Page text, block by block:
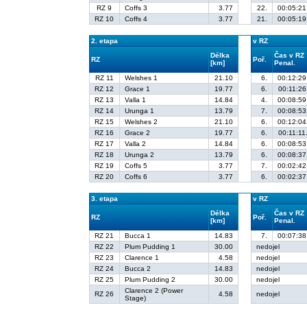
RZ 9
Coffs 3 3.77 22.
RZ 10
Coffs 4 3.77 21.
2. etapa v RZ
RZ
Délka
[km]
Poř.
Čas v RZ
Penal.
RZ 11
Welshes 1 21.10 6.
RZ 12
Grace 1 19.77 6.
RZ 13
Valla 1 14.84 4.
RZ 14
Urunga 1 13.79 7.
RZ 15
Welshes 2 21.10 6.
RZ 16
Grace 2 19.77 6.
RZ 17
Valla 2 14.84 6.
RZ 18
Urunga 2 13.79 6.
RZ 19
Coffs 5 3.77 7.
RZ 20
Coffs 6 3.77 6.
3. etapa v RZ
RZ
Délka
[km]
Poř.
Čas v RZ
Penal.
RZ 21
Bucca 1 14.83 7.
RZ 22
Plum Pudding 1 30.00
nedojel
RZ 23
Clarence 1 4.58
nedojel
RZ 24
Bucca 2 14.83
nedojel
RZ 25
Plum Pudding 2 30.00
nedojel
RZ 26
Clarence 2 (Power
Stage)
4.58 nedojel